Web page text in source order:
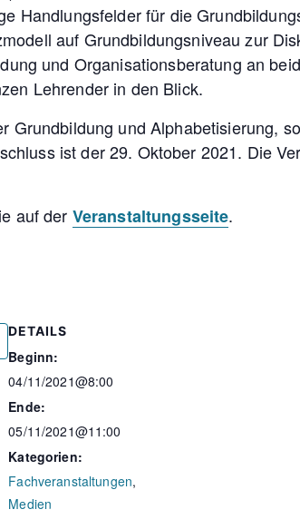
Handlungsfelder für die
auf Grundbildungsniveau zur
und Organisationsberatung an
Lehrender in den Blick.
Grundbildung und Alphabetisierung,
ist der 29. Oktober 2021. Die
auf der Veranstaltungsseite.
DETAILS
Beginn:
04/11/2021@8:00
Ende:
05/11/2021@11:00
Kategorien:
Fachveranstaltungen,
Medien